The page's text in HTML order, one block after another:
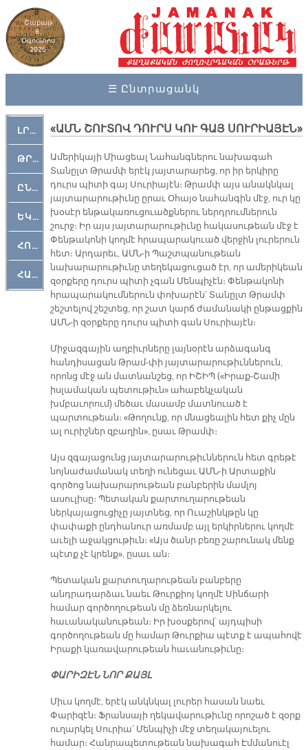
Շաբաթ
8,
Օգոստոս
2026
☰ Ընտրացանկ
ԼՐԱՀՈՍ
ԹՐՔԱՀԱՅ ԿԵԱՆՔ
ԸՆԿԵՐԱՄՇԱԿՈՒԹԱՅԻՆ
ԵԿԵՂԵՑԱԿԱՆ
ՀՈԳԵՄՏԱՒՈՐ
ՀԱՐԹԱԿ
«ԱՄՆ ՇՈՒՏՈՎ ԴՈՒՐՍ ԿՈՒ ԳԱՅ ՍՈՒՐԻԱՅԷՆ»
Ամերիկայի Միացեալ Նահանգներու նախագահ
Տանըլտ Թրամփ երէկ յայտարարեց, որ իր երկիրը
դուրս պիտի գայ Սուրիայէն։ Թրամփ այս անակնկալ
յայտարարութիւնը ըրաւ Օհայօ նահանգին մէջ, ուր կը
խօսէր ենթակառուցուածքներու ներդրումներուն
շուրջ։ Իր այս յայտարարութիւնը հակասութեան մէջ է
Փենթակոնի կողմէ հրապարակուած վերջին լուրերուն
հետ։ Արդարեւ, ԱՄՆ-ի Պաշտպանութեան
նախարարութիւնը տեղեկացուցած էր, որ ամերիկեան
զօրքերը դուրս պիտի չգան Մենպիչէն։ Փենթակոնի
հրապարակումներուն փոխարէն՝ Տանըլտ Թրամփ
շեշտելով շեշտեց, որ շատ կարճ ժամանակի ընթացքին
ԱՄՆ-ի զօրքերը դուրս պիտի գան Սուրիայէն։
Միջազգային աղբիւրները լայնօրէն արձագանգ
հանդիսացան Թրամ-փի յայտարարութիւններուն,
որոնց մէջ ան մատնանշեց, որ ԻՇԻՊ («Իրաք-Շամի
իսլամական պետութիւն» ահաբեկչական
խմբաւորում) մեծաւ մասամբ մատնուած է
պարտութեան։ «Թողունք, որ մնացեալին հետ քիչ մըն
ալ ուրիշներ զբաղին», ըսաւ Թրամփ։
Այս զգայացունց յայտարարութիւններուն հետ գրեթէ
նոյնաժամանակ տեղի ունեցաւ ԱՄՆ-ի Արտաքին
գործոց նախարարութեան բանբերին մամլոյ
ասուլիսը։ Պետական քարտուղարութեան
ներկայացուցիչը յայտնեց, որ Ուաշինկթըն կը
փափաքի ընդհանուր առմամբ այլ երկիրներու կողմէ
աւելի աջակցութիւն։ «Այս ծանր բեռը շարունակ մենք
պէտք չէ կրենք», ըսաւ ան։
Պետական քարտուղարութեան բանբերը
անդրադարձաւ նաեւ Թուրքիոյ կողմէ Սինճարի
համար գործողութեան մը ձեռնարկելու
հաւանականութեան։ Իր խօսքերով՝ այդպիսի
գործողութեան մը համար Թուրքիա պէտք է ապահովէ
Իրաքի կառավարութեան հաւանութիւնը։
ՓԱՐԻԶԷՆ ՆՈՐ ՔԱՅԼ
Միւս կողմէ, երէկ անկնկալ լուրեր հասան նաեւ
Փարիզէն։ Ֆրանսայի ղեկավարութիւնը որոշած է զօրք
ուղարկել Սուրիա՝ Մենպիչի մէջ տեղակայուելու
համար։ Հանրապետութեան նախագահ Էմմանուէլ